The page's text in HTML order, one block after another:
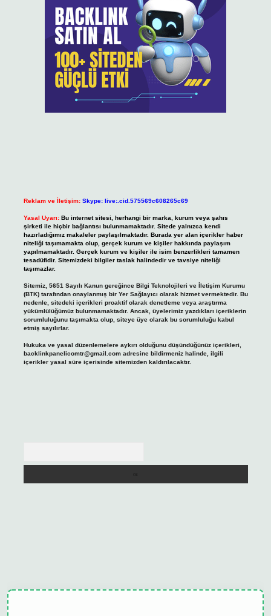
Reklam ve İletişim: Skype: live:.cid.575569c608265c69
Yasal Uyarı: Bu internet sitesi, herhangi bir marka, kurum veya şahıs
şirketi ile hiçbir bağlantısı bulunmamaktadır. Sitede yalnızca kendi
hazırladığımız makaleler paylaşılmaktadır. Burada yer alan içerikler haber
niteliği taşımamakta olup, gerçek kurum ve kişiler hakkında paylaşım
yapılmamaktadır. Gerçek kurum ve kişiler ile isim benzerlikleri tamamen
tesadüfidir. Sitemizdeki bilgiler taslak halindedir ve tavsiye niteliği
taşımazlar.
Sitemiz, 5651 Sayılı Kanun gereğince Bilgi Teknolojileri ve İletişim Kurumu
(BTK) tarafından onaylanmış bir Yer Sağlayıcı olarak hizmet vermektedir. Bu
nedenle, sitedeki içerikleri proaktif olarak denetleme veya araştırma
yükümlülüğümüz bulunmamaktadır. Ancak, üyelerimiz yazdıkları içeriklerin
sorumluluğunu taşımakta olup, siteye üye olarak bu sorumluluğu kabul
etmiş sayılırlar.
Hukuka ve yasal düzenlemelere aykırı olduğunu düşündüğünüz içerikleri,
backlinkpanelicomtr@gmail.comadresine bildirmeniz halinde, ilgili
içerikler yasal süre içerisinde sitemizden kaldırılacaktır.